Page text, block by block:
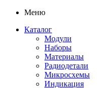
Меню
Каталог
Модули
Наборы
Материалы
Радиодетали
Микросхемы
Индикация